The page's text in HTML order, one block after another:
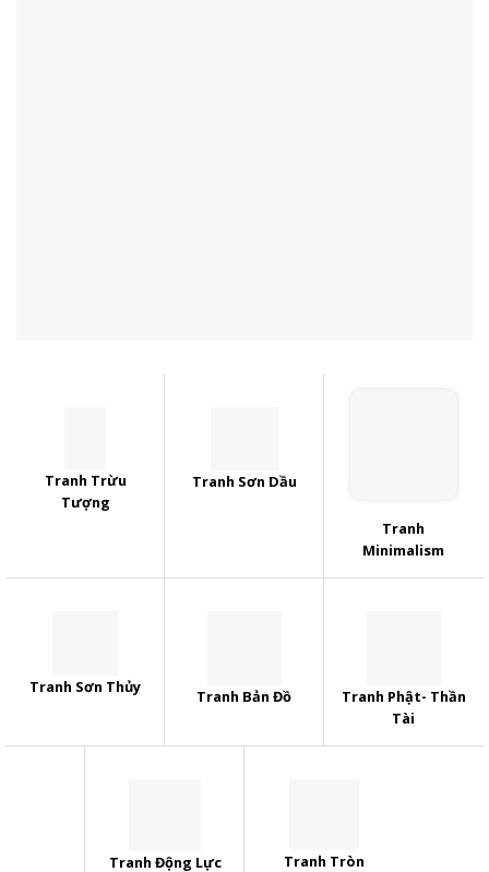
Tranh Trừu
Tượng
Tranh Sơn Dầu
Tranh
Minimalism
Tranh Sơn Thủy
Tranh Bản Đồ
Tranh Phật- Thần
Tài
Tranh Động Lực Tranh Tròn